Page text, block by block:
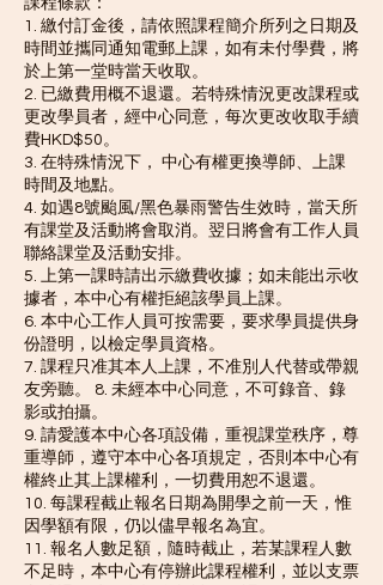
課程條款：
1. 繳付訂金後，請依照課程簡介所列之日期及
時間並攜同通知電郵上課，如有未付學費，將
於上第一堂時當天收取。
2. 已繳費用概不退還。若特殊情況更改課程或
更改學員者，經中心同意，每次更改收取手續
費HKD$50。
3. 在特殊情況下， 中心有權更換導師、上課
時間及地點。
4. 如遇8號颱風/黑色暴雨警告生效時，當天所
有課堂及活動將會取消。翌日將會有工作人員
聯絡課堂及活動安排。
5. 上第一課時請出示繳費收據；如未能出示收
據者，本中心有權拒絕該學員上課。
6. 本中心工作人員可按需要，要求學員提供身
份證明，以檢定學員資格。
7. 課程只准其本人上課，不准別人代替或帶親
友旁聽。 8. 未經本中心同意，不可錄音、錄
影或拍攝。
9. 請愛護本中心各項設備，重視課堂秩序，尊
重導師，遵守本中心各項規定，否則本中心有
權終止其上課權利，一切費用恕不退還。
10. 每課程截止報名日期為開學之前一天，惟
因學額有限，仍以儘早報名為宜。
11. 報名人數足額，隨時截止，若某課程人數
不足時，本中心有停辦此課程權利，並以支票